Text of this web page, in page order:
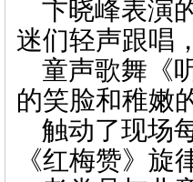
卞晓峰表演
迷们轻声跟唱
童声歌舞《
的笑脸和稚嫩
触动了现场
《红梅赞》旋